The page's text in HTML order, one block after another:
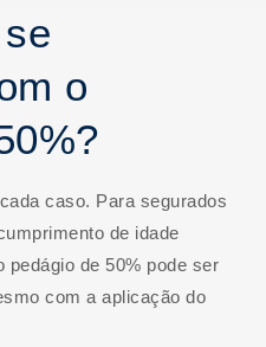
o
caso. Para segurados
de idade
de 50% pode ser
com a aplicação do